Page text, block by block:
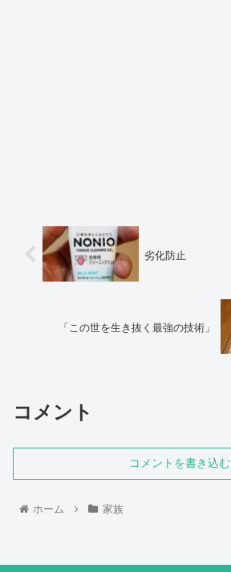
劣化防止
「この世を生き抜く最強の技術」
コメント
コメントを書き込む
ホーム 家族